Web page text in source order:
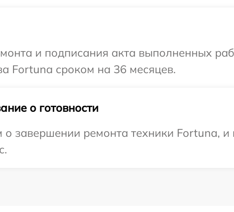
и подписания акта выполненных
Fortuna сроком на 36 месяцев.
о готовности
завершении ремонта техники Fortuna, и